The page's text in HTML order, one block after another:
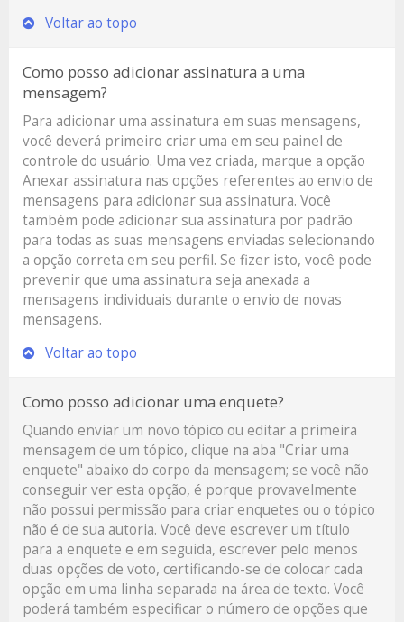
Voltar ao topo
Como posso adicionar assinatura a uma
mensagem?
Para adicionar uma assinatura em suas mensagens,
você deverá primeiro criar uma em seu painel de
controle do usuário. Uma vez criada, marque a opção
Anexar assinatura nas opções referentes ao envio de
mensagens para adicionar sua assinatura. Você
também pode adicionar sua assinatura por padrão
para todas as suas mensagens enviadas selecionando
a opção correta em seu perfil. Se fizer isto, você pode
prevenir que uma assinatura seja anexada a
mensagens individuais durante o envio de novas
mensagens.
Voltar ao topo
Como posso adicionar uma enquete?
Quando enviar um novo tópico ou editar a primeira
mensagem de um tópico, clique na aba "Criar uma
enquete" abaixo do corpo da mensagem; se você não
conseguir ver esta opção, é porque provavelmente
não possui permissão para criar enquetes ou o tópico
não é de sua autoria. Você deve escrever um título
para a enquete e em seguida, escrever pelo menos
duas opções de voto, certificando-se de colocar cada
opção em uma linha separada na área de texto. Você
poderá também especificar o número de opções que